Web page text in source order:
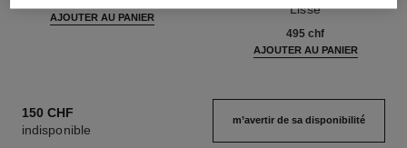
AJOUTER AU PANIER
Lisse
495 chf
AJOUTER AU PANIER
150 CHF
indisponible
m’avertir de sa disponibilité